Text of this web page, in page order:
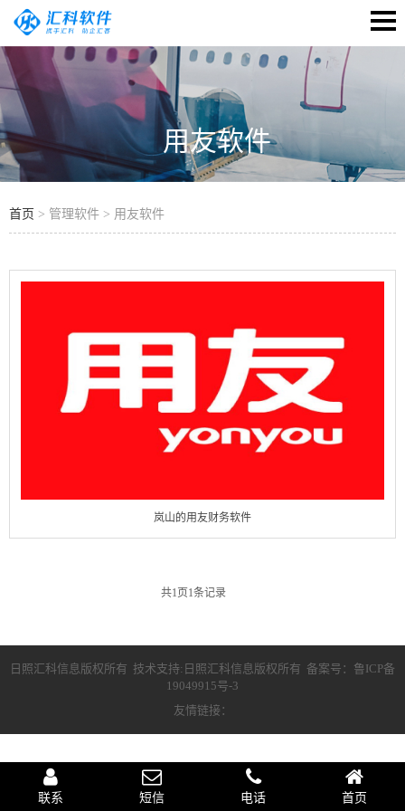
用友软件
首页 > 管理软件 > 用友软件
岚山的用友财务软件
共1 页1条记录
日照汇科信息版权所有 技术支持:日照汇科信息版权所有 备案号： 鲁ICP备
19049915号-3
友情链接：
首页
电话
短信
联系